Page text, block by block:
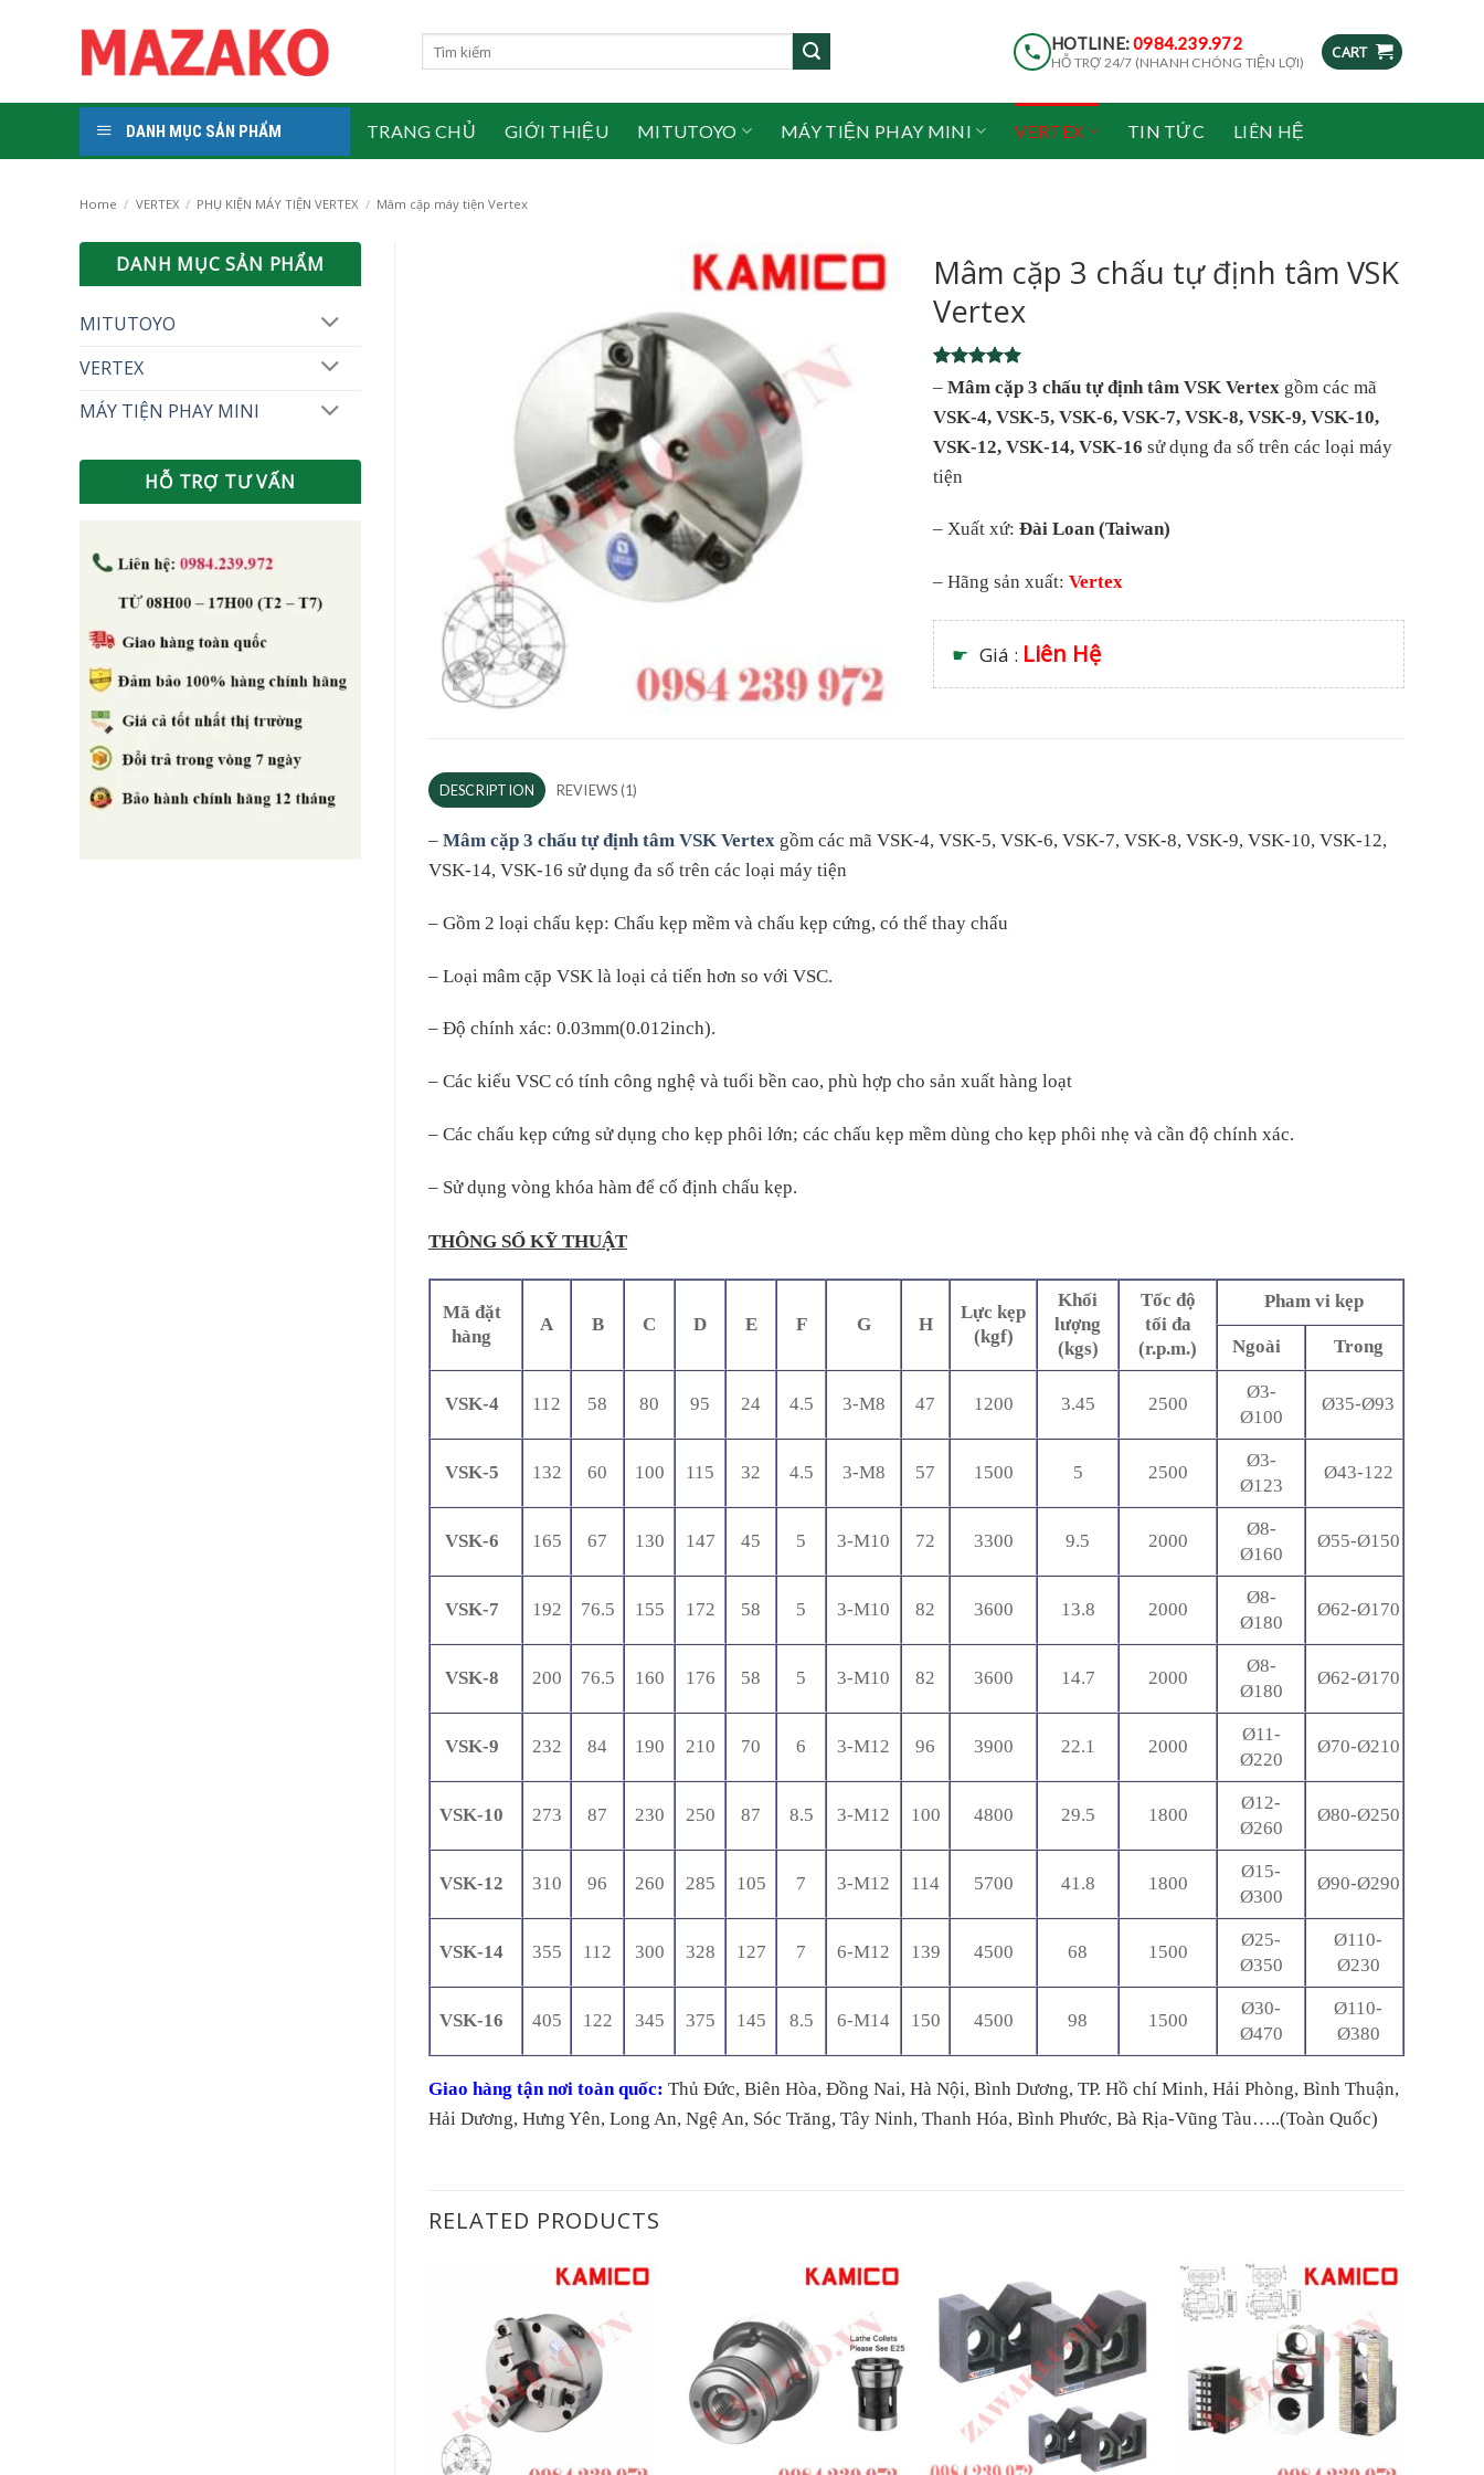
Search
for:
HOTLINE:0984.239.972
HỖ TRỢ 24/7 (NHANH CHÓNG TIỆN LỢI)
CART
DANH MỤC SẢN PHẨM TRANG CHỦ GIỚI THIỆU MITUTOYO MÁY TIỆN PHAY MINI VERTEX TIN TỨC LIÊN HỆ
Home / VERTEX / PHỤ KIỆN MÁY TIỆN VERTEX / Mâm cặp máy tiện Vertex
DANH MỤC SẢN PHẨM
MITUTOYO
VERTEX
MÁY TIỆN PHAY MINI
HỖ TRỢ TƯ VẤN
Mâm cặp 3 chấu tự định tâm VSK
Vertex
Rated5
out of 5
based on
rating
– Mâm cặp 3 chấu tự định tâm VSK Vertex gồm các mã
VSK-4, VSK-5, VSK-6, VSK-7, VSK-8, VSK-9, VSK-10,
VSK-12, VSK-14, VSK-16 sử dụng đa số trên các loại máy
tiện
– Xuất xứ: Đài Loan (Taiwan)
– Hãng sản xuất: Vertex
☛ Giá : Liên Hệ
DESCRIPTION REVIEWS (1)
– Mâm cặp 3 chấu tự định tâm VSK Vertex gồm các mã VSK-4, VSK-5, VSK-6, VSK-7, VSK-8, VSK-9, VSK-10, VSK-12,
VSK-14, VSK-16 sử dụng đa số trên các loại máy tiện
– Gồm 2 loại chấu kẹp: Chấu kẹp mềm và chấu kẹp cứng, có thể thay chấu
– Loại mâm cặp VSK là loại cả tiến hơn so với VSC.
– Độ chính xác: 0.03mm(0.012inch).
– Các kiểu VSC có tính công nghệ và tuổi bền cao, phù hợp cho sản xuất hàng loạt
– Các chấu kẹp cứng sử dụng cho kẹp phôi lớn; các chấu kẹp mềm dùng cho kẹp phôi nhẹ và cần độ chính xác.
– Sử dụng vòng khóa hàm để cố định chấu kẹp.
THÔNG SỐ KỸ THUẬT
Mã đặt
hàng
A B C D E F G H
Lực kẹp
(kgf)
Khối
lượng
(kgs)
Tốc độ
tối đa
(r.p.m.)
Pham vi kẹp
Ngoài Trong
VSK-4 112 58 80 95 24 4.5 3-M8 47 1200 3.45 2500
Ø3-
Ø100
Ø35-Ø93
VSK-5 132 60 100 115 32 4.5 3-M8 57 1500 5 2500
Ø3-
Ø123
Ø43-122
VSK-6 165 67 130 147 45 5 3-M10 72 3300 9.5 2000
Ø8-
Ø160
Ø55-Ø150
VSK-7 192 76.5 155 172 58 5 3-M10 82 3600 13.8 2000
Ø8-
Ø180
Ø62-Ø170
VSK-8 200 76.5 160 176 58 5 3-M10 82 3600 14.7 2000
Ø8-
Ø180
Ø62-Ø170
VSK-9 232 84 190 210 70 6 3-M12 96 3900 22.1 2000
Ø11-
Ø220
Ø70-Ø210
VSK-10 273 87 230 250 87 8.5 3-M12 100 4800 29.5 1800
Ø12-
Ø260
Ø80-Ø250
VSK-12 310 96 260 285 105 7 3-M12 114 5700 41.8 1800
Ø15-
Ø300
Ø90-Ø290
VSK-14 355 112 300 328 127 7 6-M12 139 4500 68 1500
Ø25-
Ø350
Ø110-
Ø230
VSK-16 405 122 345 375 145 8.5 6-M14 150 4500 98 1500
Ø30-
Ø470
Ø110-
Ø380
Giao hàng tận nơi toàn quốc: Thủ Đức, Biên Hòa, Đồng Nai, Hà Nội, Bình Dương, TP. Hồ chí Minh, Hải Phòng, Bình Thuận,
Hải Dương, Hưng Yên, Long An, Ngệ An, Sóc Trăng, Tây Ninh, Thanh Hóa, Bình Phước, Bà Rịa-Vũng Tàu…..(Toàn Quốc)
RELATED PRODUCTS
+ +